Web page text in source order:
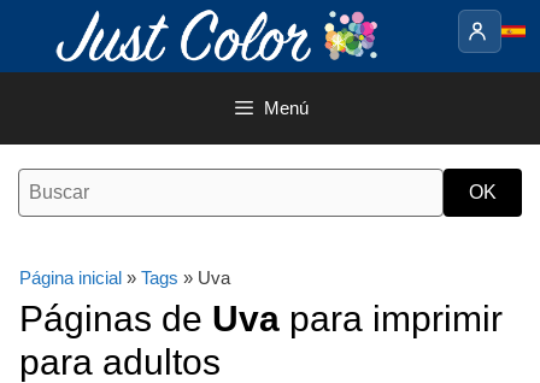
contenido
Menú
Página inicial » Tags » Uva
Páginas de Uva para imprimir
para adultos